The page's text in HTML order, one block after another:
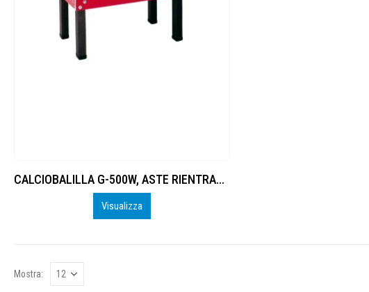
CALCIOBALILLA G-500W, ASTE RIENTRANTI, NO GETTON.
Visualizza
Mostra: